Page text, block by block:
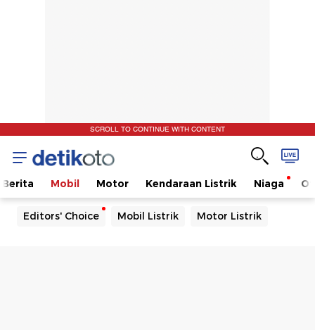
SCROLL TO CONTINUE WITH CONTENT
Berita Mobil Motor Kendaraan Listrik Niaga
Editors' Choice Mobil Listrik Motor Listrik